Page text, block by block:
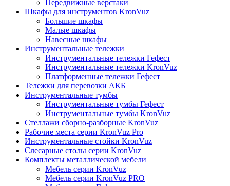
Передвижные верстаки
Шкафы для инструментов KronVuz
Большие шкафы
Малые шкафы
Навесные шкафы
Инструментальные тележки
Инструментальные тележки Гефест
Инструментальные тележки KronVuz
Платформенные тележки Гефест
Тележки для перевозки АКБ
Инструментальные тумбы
Инструментальные тумбы Гефест
Инструментальные тумбы KronVuz
Стеллажи сборно-разборные KronVuz
Рабочие места серии KronVuz Pro
Инструментальные стойки KronVuz
Слесарные столы серии KronVuz
Комплекты металлической мебели
Мебель серии KronVuz
Мебель серии KronVuz PRO